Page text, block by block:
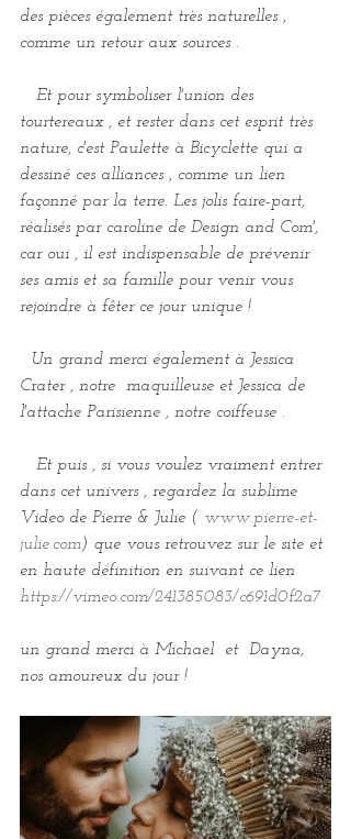
des pièces également très naturelles ,
comme un retour aux sources .
Et pour symboliser l'union des
tourtereaux , et rester dans cet esprit très
nature, c'est Paulette à Bicyclette qui a
dessiné ces alliances , comme un lien
façonné par la terre. Les jolis faire-part,
réalisés par caroline de Design and Com',
car oui , il est indispensable de prévenir
ses amis et sa famille pour venir vous
rejoindre à fêter ce jour unique !
Un grand merci également à Jessica
Crater , notre  maquilleuse et Jessica de
l'attache Parisienne , notre coiffeuse .
Et puis , si vous voulez vraiment entrer
dans cet univers , regardez la sublime
Video de Pierre & Julie ( www.pierre-et-
julie.com) que vous retrouvez sur le site et
en haute définition en suivant ce lien
https://vimeo.com/241385083/c691d0f2a7
un grand merci à Michael  et  Dayna,
nos amoureux du jour !